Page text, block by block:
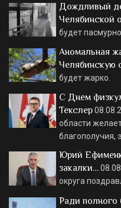
Дождливый
Челябинской
будет пасмурно.
Аномальная
Челябинскую
будет жарко.
С Днем
Текслер
области
благополучия,
Юрий
закалки…
округа
Ради полного